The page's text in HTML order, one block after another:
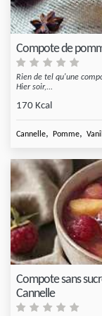
Compote de
Rien de tel qu'une
Hier soir,...
170 Kcal
Cannelle, Pomme,
Compote sans
Cannelle